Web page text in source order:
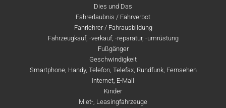
Dies und Das
Fahrerlaubnis / Fahrverbot
Fahrlehrer / Fahrausbildung
Fahrzeugkauf, -verkauf, -reparatur, -umrüstung
Fußgänger
Geschwindigkeit
Smartphone, Handy, Telefon, Telefax, Rundfunk, Fernsehen
Internet, E-Mail
Kinder
Miet-, Leasingfahrzeuge